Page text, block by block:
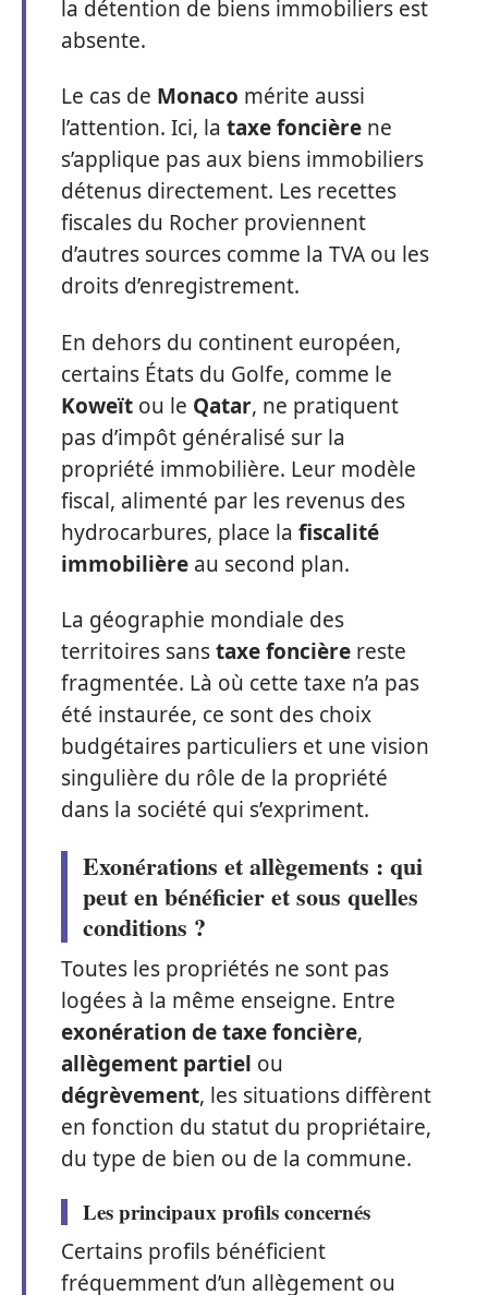
la détention de biens immobiliers est
absente.
Le cas de Monaco mérite aussi
l’attention. Ici, la taxe foncière ne
s’applique pas aux biens immobiliers
détenus directement. Les recettes
fiscales du Rocher proviennent
d’autres sources comme la TVA ou les
droits d’enregistrement.
En dehors du continent européen,
certains États du Golfe, comme le
Koweït ou le Qatar, ne pratiquent
pas d’impôt généralisé sur la
propriété immobilière. Leur modèle
fiscal, alimenté par les revenus des
hydrocarbures, place la fiscalité
immobilière au second plan.
La géographie mondiale des
territoires sanstaxe foncière reste
fragmentée. Là où cette taxe n’a pas
été instaurée, ce sont des choix
budgétaires particuliers et une vision
singulière du rôle de la propriété
dans la société qui s’expriment.
Exonérations et allègements : qui
peut en bénéficier et sous quelles
conditions ?
Toutes les propriétés ne sont pas
logées à la même enseigne. Entre
exonération de taxe foncière,
allègement partiel ou
dégrèvement, les situations diffèrent
en fonction du statut du propriétaire,
du type de bien ou de la commune.
Les principaux profils concernés
Certains profils bénéficient
fréquemment d’un allègement ou